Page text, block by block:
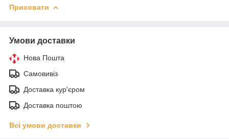
Приховати
Умови доставки
Нова Пошта
Самовивіз
Доставка кур'єром
Доставка поштою
Всі умови доставки